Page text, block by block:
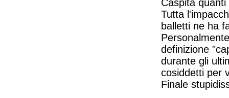
Caspita
Tutta
balletti ne ha
definizione
durante gli
cosiddetti per
Finale